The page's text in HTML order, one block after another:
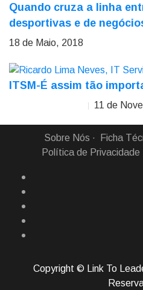
Quando cruza a linha
desportivas e de
18 de Maio, 2018
ITSM-É assim tão
11 de
Sobre Nós Ficha
Política de Privacidade
Copyright © Link To